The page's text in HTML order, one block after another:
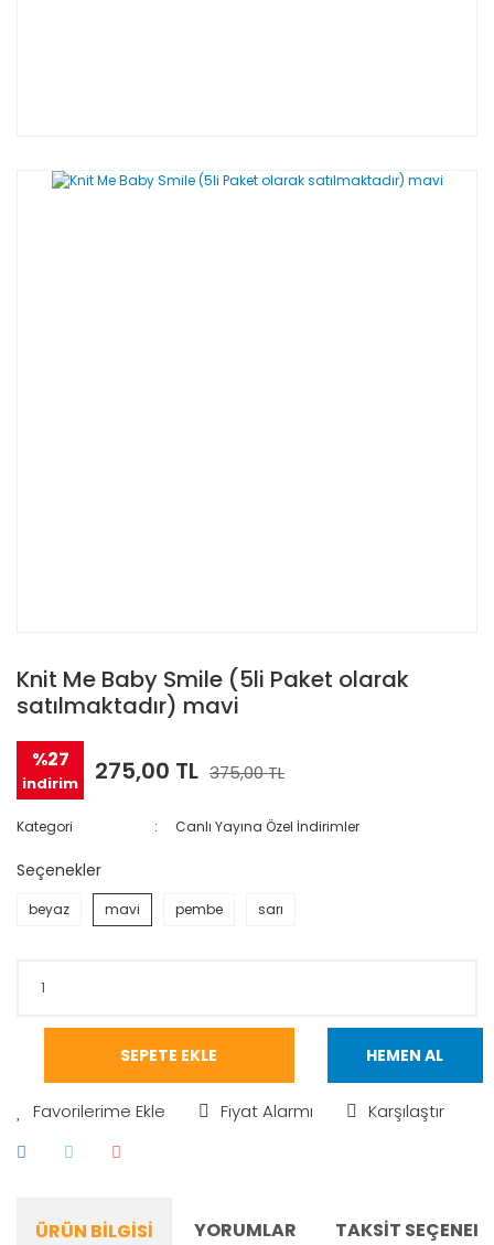
Knit Me Baby Smile (5li Paket olarak
satılmaktadır) mavi
%27
indirim 275,00 TL 375,00 TL
Kategori Canlı Yayına Özel İndirimler
Seçenekler
beyaz mavi pembe sarı
SEPETE EKLE HEMEN AL
Fiyat Alarmı Karşılaştır
ÜRÜN BILGISI YORUMLAR TAKSIT